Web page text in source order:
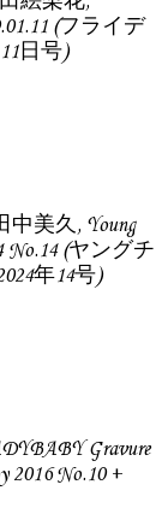
(フライデ
日号)
中美久, Young
No.14 (ヤングチ
年14号)
Gravure
2016 No.10 +